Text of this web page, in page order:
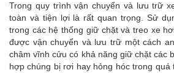
Trong quy trình vận chuyển và lưu trữ
toàn và tiện lợi là rất quan trọng. Sử
trong các hệ thống giữ chặt và treo xe
được vận chuyển và lưu trữ một cách
châm vĩnh cửu có khả năng giữ chặt các
hợp chúng bị rơi hay hỏng hóc trong quá